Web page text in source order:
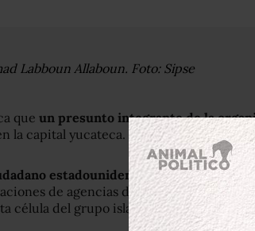
Labboun Allaboun. Foto: Sipse
que un presunto integrante de la
la capital yucateca.
estadounidense Rafic Mohammad
de agencias de inteligencia de
célula del grupo islamista que opera en